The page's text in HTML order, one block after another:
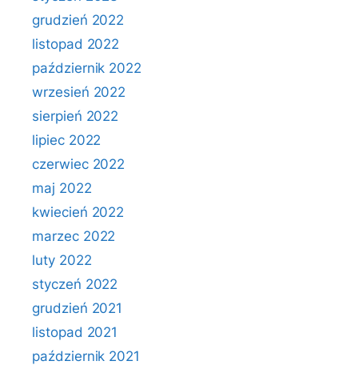
grudzień 2022
listopad 2022
październik 2022
wrzesień 2022
sierpień 2022
lipiec 2022
czerwiec 2022
maj 2022
kwiecień 2022
marzec 2022
luty 2022
styczeń 2022
grudzień 2021
listopad 2021
październik 2021